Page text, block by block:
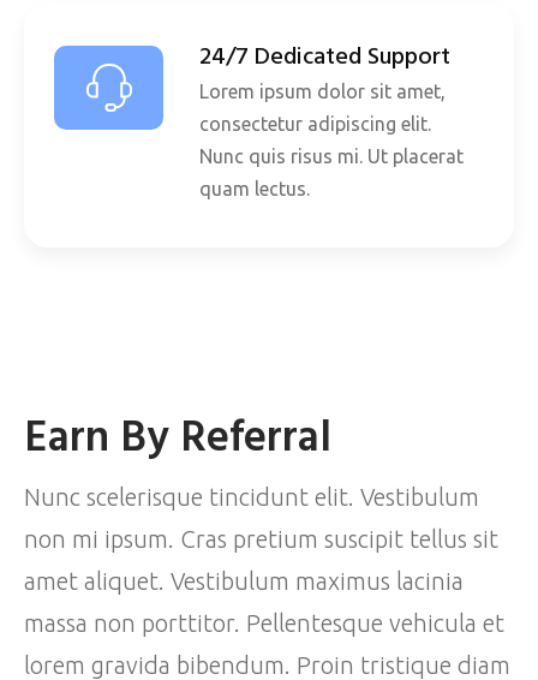
24/7 Dedicated Support
Lorem ipsum dolor sit amet,
consectetur adipiscing elit.
Nunc quis risus mi. Ut placerat
quam lectus.
Earn By Referral
Nunc scelerisque tincidunt elit. Vestibulum
non mi ipsum. Cras pretium suscipit tellus sit
amet aliquet. Vestibulum maximus lacinia
massa non porttitor. Pellentesque vehicula et
lorem gravida bibendum. Proin tristique diam